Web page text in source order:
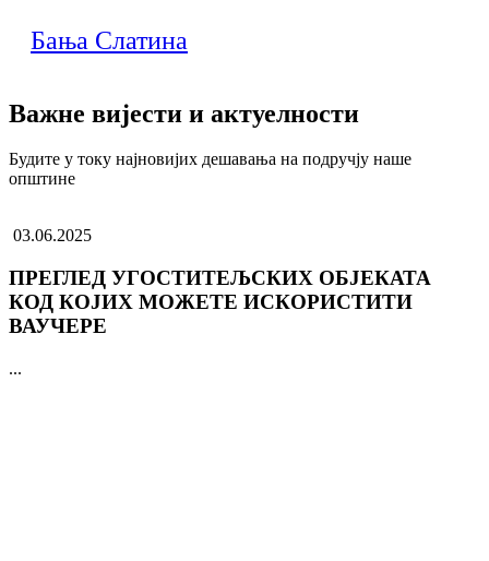
Бања Слатина
Важне вијести и актуелности
Будите у току најновијих дешавања на подручју наше
општине
03.06.2025
ПРЕГЛЕД УГОСТИТЕЉСКИХ ОБЈЕКАТА
КОД КОЈИХ МОЖЕТЕ ИСКОРИСТИТИ
ВАУЧЕРЕ
...